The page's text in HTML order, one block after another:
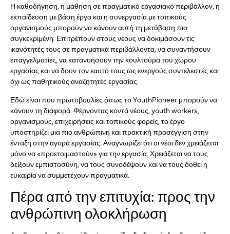
Η καθοδήγηση, η μάθηση σε πραγματικό εργασιακό περιβάλλον, η
εκπαίδευση με βάση έργα και η συνεργασία με τοπικούς
οργανισμούς μπορούν να κάνουν αυτή τη μετάβαση πιο
συγκεκριμένη. Επιτρέπουν στους νέους να δοκιμάσουν τις
ικανότητές τους σε πραγματικά περιβάλλοντα, να συναντήσουν
επαγγελματίες, να κατανοήσουν την κουλτούρα του χώρου
εργασίας και να δουν τον εαυτό τους ως ενεργούς συντελεστές και
όχι ως παθητικούς αναζητητές εργασίας.
Εδώ είναι που πρωτοβουλίες όπως το YouthPioneer μπορούν να
κάνουν τη διαφορά. Φέρνοντας κοντά νέους, youth workers,
οργανισμούς, επιχειρήσεις και τοπικούς φορείς, το έργο
υποστηρίζει μια πιο ανθρώπινη και πρακτική προσέγγιση στην
ένταξη στην αγορά εργασίας. Αναγνωρίζει ότι οι νέοι δεν χρειάζεται
μόνο να «προετοιμαστούν» για την εργασία. Χρειάζεται να τους
δείξουν εμπιστοσύνη, να τους συνοδέψουν και να τους δοθεί η
ευκαιρία να συμμετέχουν πραγματικά.
Πέρα από την επιτυχία: προς την
ανθρώπινη ολοκλήρωση